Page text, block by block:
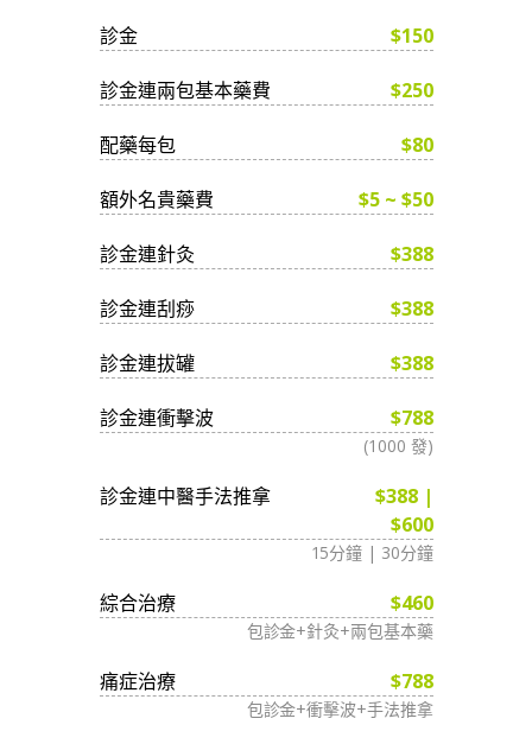
診金 $150
診金連兩包基本藥費 $250
配藥每包 $80
額外名貴藥費 $5 ~ $50
診金連針灸 $388
診金連刮痧 $388
診金連拔罐 $388
診金連衝擊波 $788
(1000 發)
診金連中醫手法推拿
$388 |
$600
15分鐘 | 30分鐘
綜合治療 $460
包診金+針灸+兩包基本藥
痛症治療 $788
包診金+衝擊波+手法推拿